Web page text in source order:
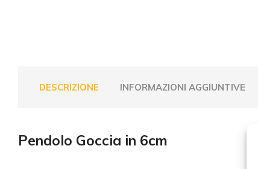
DESCRIZIONE INFORMAZIONI AGGIUNTIVE
Pendolo Goccia in 6cm